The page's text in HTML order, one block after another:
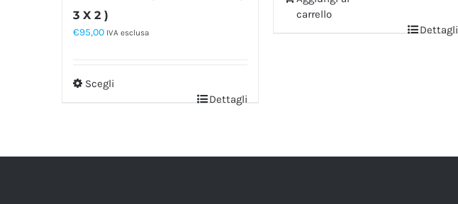
3 X 2 )
€95,00 IVA esclusa
Scegli
Dettagli
carrello
Dettagli